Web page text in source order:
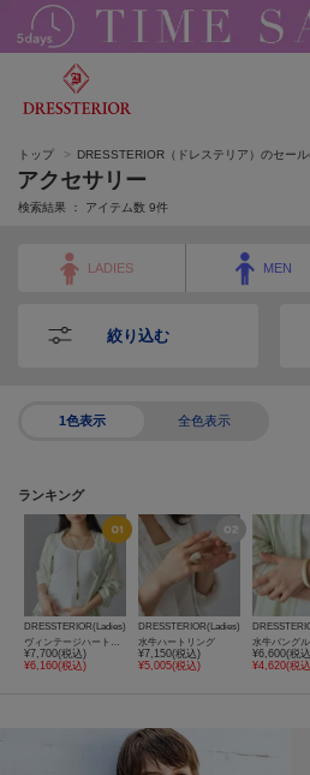
トップ DRESSTERIOR（ドレステリア）のセー
アクセサリー
検索結果 ： アイテム数 9件
LADIES MEN
絞り込む
1色表示 全色表示
ランキング
DRESSTERIOR(Ladies)
¥7,700(税込)
¥6,160(税込)
DRESSTERIOR(Ladies)
水牛ハートリング
¥7,150(税込)
¥5,005(税込)
水牛バングル
¥6,600(税
¥4,620(税